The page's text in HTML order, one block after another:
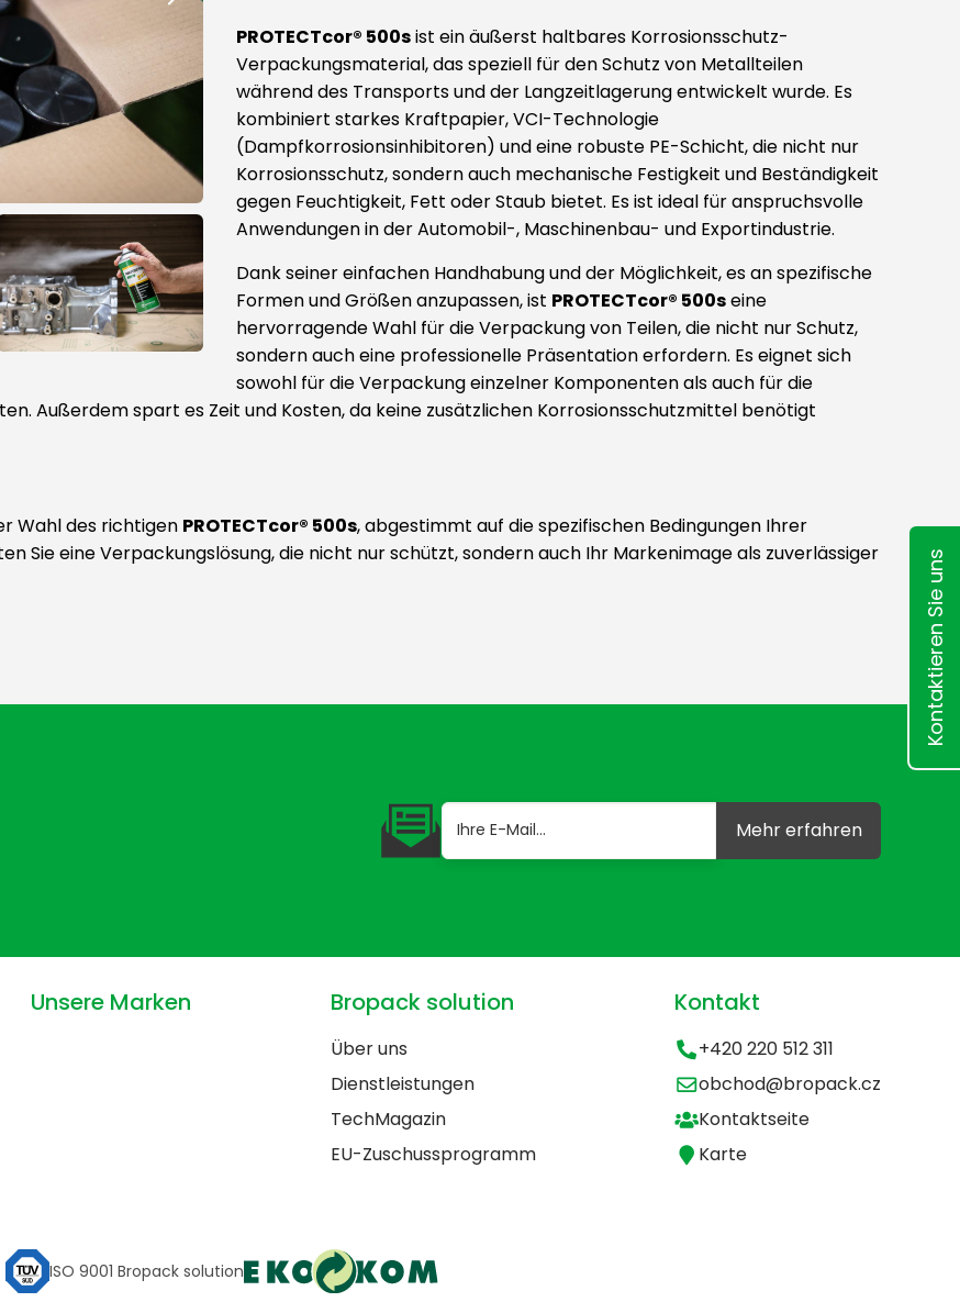
PROTECTcor® 500sist ein äußerst haltbares Korrosionsschutz-
Verpackungsmaterial, das speziell für den Schutz von Metallteilen
während des Transports und der Langzeitlagerung entwickelt wurde. Es
kombiniert starkes Kraftpapier, VCI-Technologie
(Dampfkorrosionsinhibitoren) und eine robuste PE-Schicht, die nicht nur
Korrosionsschutz, sondern auch mechanische Festigkeit und Beständigkeit
gegen Feuchtigkeit, Fett oder Staub bietet. Es ist ideal für anspruchsvolle
Anwendungen in der Automobil-, Maschinenbau- und Exportindustrie.
Dank seiner einfachen Handhabung und der Möglichkeit, es an spezifische
Formen und Größen anzupassen, ist PROTECTcor® 500seine
hervorragende Wahl für die Verpackung von Teilen, die nicht nur Schutz,
sondern auch eine professionelle Präsentation erfordern. Es eignet sich
sowohl für die Verpackung einzelner Komponenten als auch für die
Außerdem spart es Zeit und Kosten, da keine zusätzlichen Korrosionsschutzmittel benötigt
Wahl des richtigen PROTECTcor® 500s, abgestimmt auf die spezifischen Bedingungen Ihrer
Sie eine Verpackungslösung, die nicht nur schützt, sondern auch Ihr Markenimage als zuverlässiger
Mehr erfahren
Unsere Marken Bropack solution
Über uns
Dienstleistungen
TechMagazin
EU-Zuschussprogramm
Kontakt
+420 220 512 311
obchod@bropack.cz
Kontaktseite
Karte
ISO 9001 Bropack solution
Kontaktieren Sie uns